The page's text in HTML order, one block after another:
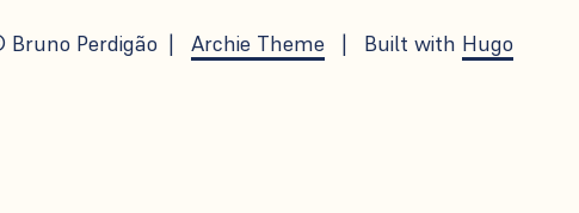
Bruno Perdigão | Archie Theme | Built with Hugo